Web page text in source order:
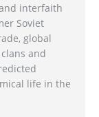
interfaith
Soviet
global
and
life in the